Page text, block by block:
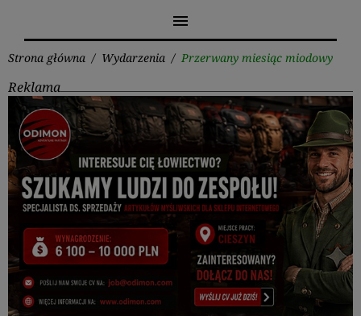
menu
Strona główna / Wydarzenia / Przerwany miesiąc miodowy
Reklama